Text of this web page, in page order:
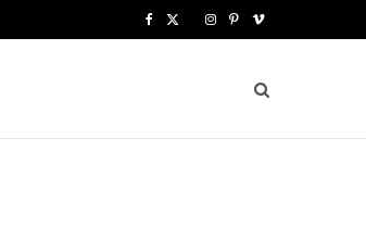
e w
I
t
P
t
V
m
e